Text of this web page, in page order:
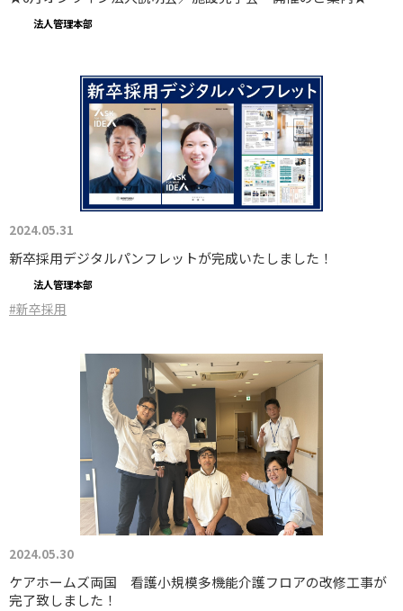
法人管理本部
2024.05.31
新卒採用デジタルパンフレットが完成いたしました！
法人管理本部
#新卒採用
2024.05.30
ケアホームズ両国 看護小規模多機能介護フロアの改修工事が
完了致しました！